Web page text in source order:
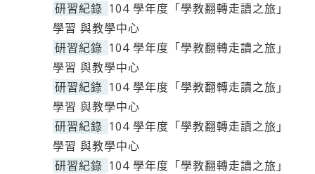
研習紀錄 104 學年度「學教翻轉走讀之旅」
學習 與教學中心
研習紀錄 104 學年度「學教翻轉走讀之旅」
學習 與教學中心
研習紀錄 104 學年度「學教翻轉走讀之旅」
學習 與教學中心
研習紀錄 104 學年度「學教翻轉走讀之旅」
學習 與教學中心
研習紀錄 104 學年度「學教翻轉走讀之旅」